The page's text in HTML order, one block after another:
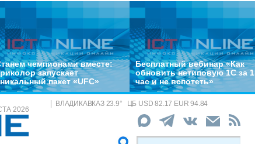
чемпионами вместе:
запускает
пакет «UFC»
Бесплатный вебинар «Как
обновить нетиповую 1С за 1
час и не вспотеть»
2026
ВЛАДИКАВКАЗ 23.9° ЦБ USD 82.17 EUR 94.84